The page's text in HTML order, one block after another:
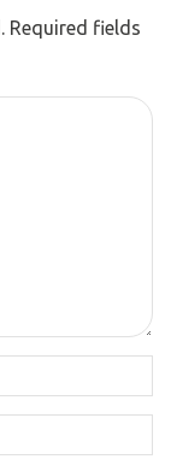
Required fields